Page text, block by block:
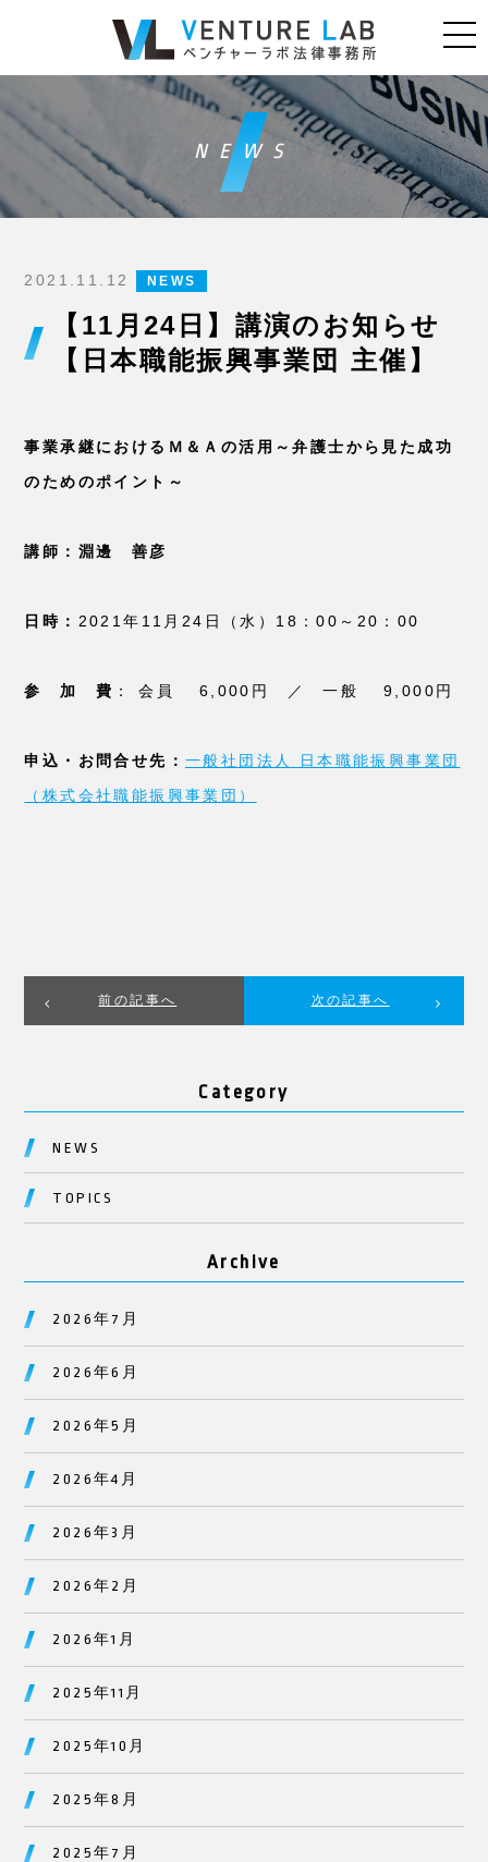
NEWS
2021.11.12 NEWS
【11月24日】講演のお知らせ
【日本職能振興事業団 主催】
事業承継におけるＭ＆Ａの活用～弁護士から見た成功
のためのポイント～
講師：淵邊 善彦
日時： 2021年11月24日（水）18：00～20：00
参 加 費 ： 会員 6,000円 ／ 一般 9,000円
申込・お問合せ先：一般社団法人 日本職能振興事業団
（株式会社職能振興事業団）
前の記事へ 次の記事へ
Category
NEWS
TOPICS
Archive
2026年7月
2026年6月
2026年5月
2026年4月
2026年3月
2026年2月
2026年1月
2025年11月
2025年10月
2025年8月
2025年7月